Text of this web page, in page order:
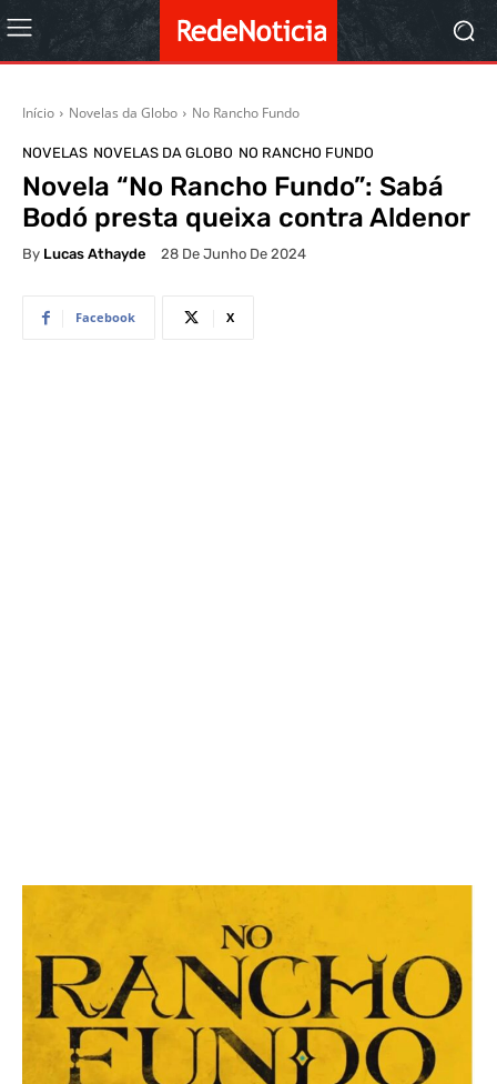
Início Novelas da Globo No Rancho Fundo
NOVELAS NOVELAS DA GLOBO NO RANCHO FUNDO
Novela “No Rancho Fundo”: Sabá
Bodó presta queixa contra Aldenor
By Lucas Athayde 28 De Junho De 2024
Facebook X